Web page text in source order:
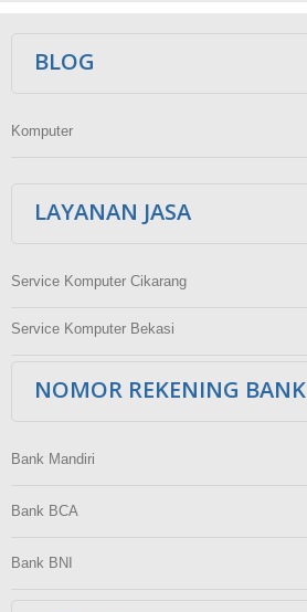
BLOG
Komputer
LAYANAN JASA
Service Komputer Cikarang
Service Komputer Bekasi
NOMOR REKENING BANK
Bank Mandiri
Bank BCA
Bank BNI